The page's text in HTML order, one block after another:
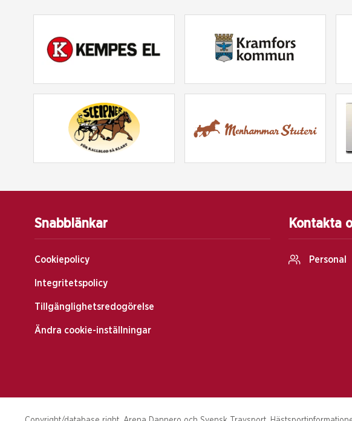
Snabblänkar
Cookiepolicy
Integritetspolicy
Tillgänglighetsredogörelse
Ändra cookie-inställningar
Kontakta
Personal